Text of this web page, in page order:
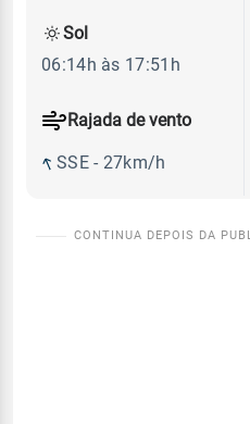
Rajada de vento
SSE - 27km/h
Sol
06:14h às 17:51h